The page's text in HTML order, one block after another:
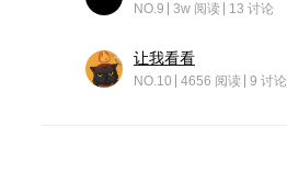
NO.9 3w 阅读 13 讨论
让我看看
NO.10 4656 阅读 9 讨论